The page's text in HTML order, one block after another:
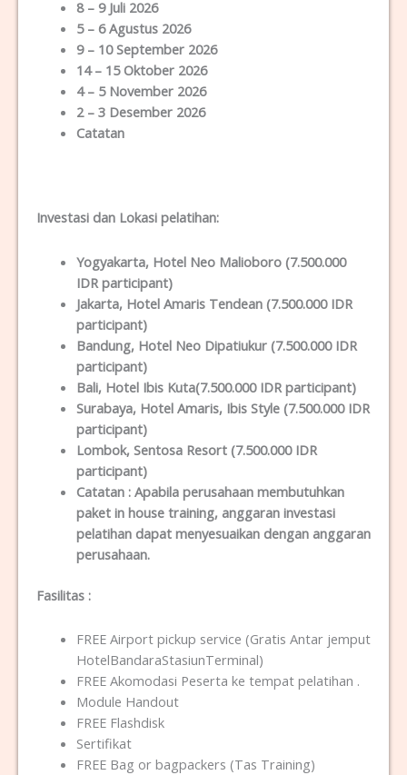
8 – 9 Juli 2026
5 – 6 Agustus 2026
9 – 10 September 2026
14 – 15 Oktober 2026
4 – 5 November 2026
2 – 3 Desember 2026
Catatan
Investasi dan Lokasi pelatihan:
Yogyakarta, Hotel Neo Malioboro (7.500.000
IDR participant)
Jakarta, Hotel Amaris Tendean (7.500.000 IDR
participant)
Bandung, Hotel Neo Dipatiukur (7.500.000 IDR
participant)
Bali, Hotel Ibis Kuta(7.500.000 IDR participant)
Surabaya, Hotel Amaris, Ibis Style (7.500.000 IDR
participant)
Lombok, Sentosa Resort (7.500.000 IDR
participant)
Catatan :Apabila perusahaan membutuhkan
paket in house training, anggaran investasi
pelatihan dapat menyesuaikan dengan anggaran
perusahaan.
Fasilitas :
FREE Airport pickup service (Gratis Antar jemput
HotelBandaraStasiunTerminal)
FREE Akomodasi Peserta ke tempat pelatihan .
Module Handout
FREE Flashdisk
Sertifikat
FREE Bag or bagpackers (Tas Training)